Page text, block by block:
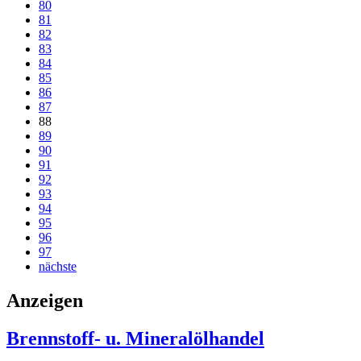
80
81
82
83
84
85
86
87
88
89
90
91
92
93
94
95
96
97
nächste
Anzeigen
Brennstoff- u. Mineralölhandel